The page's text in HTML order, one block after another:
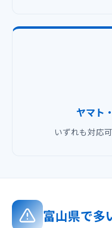
ヤマト
いずれも対応
富山県で多